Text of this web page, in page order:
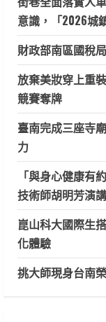
意識，「2026城
財政部南區國稅
放棄美妝穿上重
競賽奪牌
臺南完成三座寺
力
「與身心健康有
技術師胡明芳演
崑山科大國際生
化體驗
挑大師現身台南